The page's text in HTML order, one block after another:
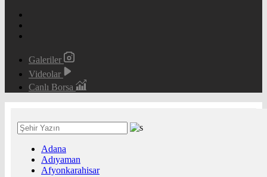
Galeriler
Videolar
Canlı Borsa
Adana
Adıyaman
Afyonkarahisar